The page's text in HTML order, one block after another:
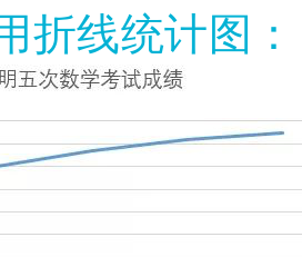
折线统计图：